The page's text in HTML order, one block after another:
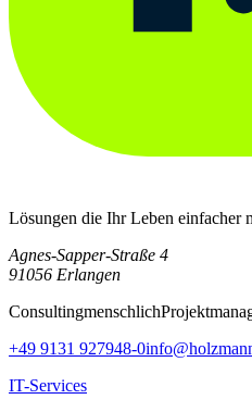
Lösungen die Ihr Leben einfacher
Agnes-Sapper-Straße 4
91056 Erlangen
Consultingmenschlich
+49 9131 927948-0
IT-Services